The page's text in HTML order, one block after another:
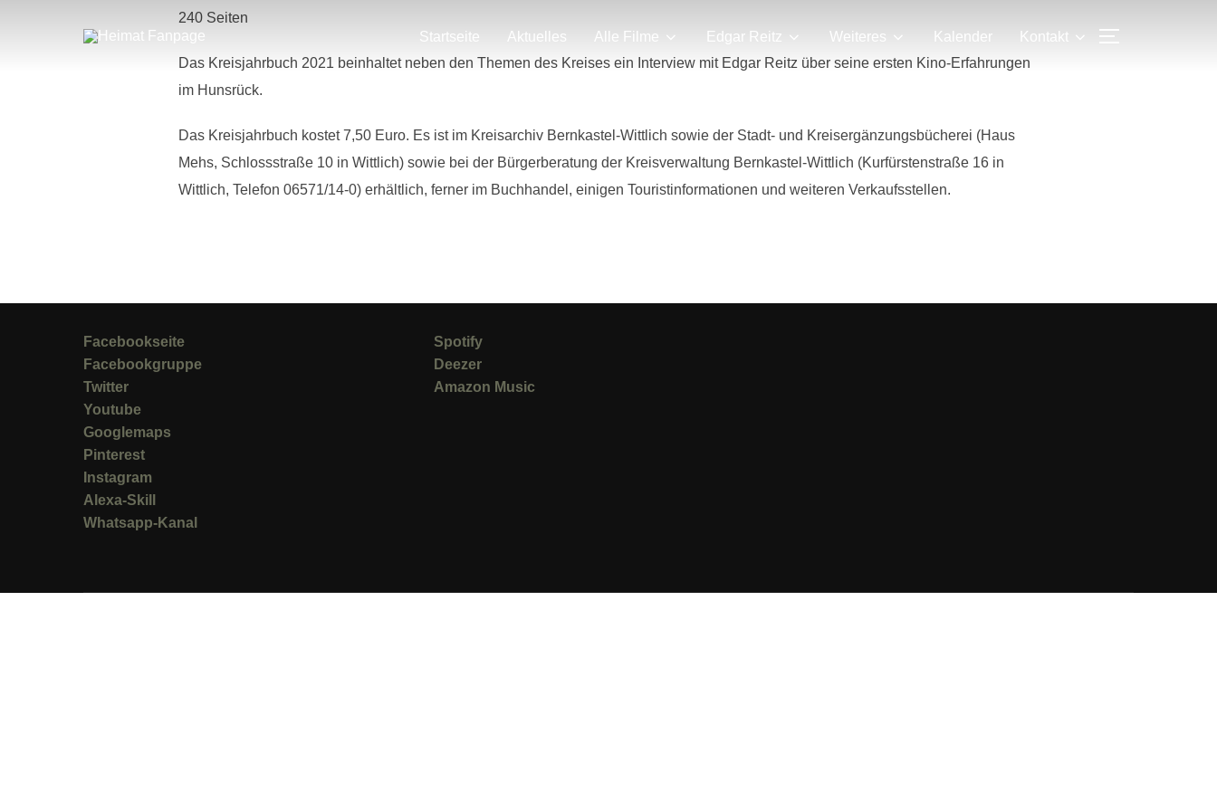
Startseite Aktuelles Alle Filme Edgar Reitz Weiteres Kalender Kontakt
240 Seiten
Das Kreisjahrbuch 2021 beinhaltet neben den Themen des Kreises ein Interview mit Edgar Reitz über seine ersten Kino-Erfahrungen
im Hunsrück.
Das Kreisjahrbuch kostet 7,50 Euro. Es ist im Kreisarchiv Bernkastel-Wittlich sowie der Stadt- und Kreisergänzungsbücherei (Haus
Mehs, Schlossstraße 10 in Wittlich) sowie bei der Bürgerberatung der Kreisverwaltung Bernkastel-Wittlich (Kurfürstenstraße 16 in
Wittlich, Telefon 06571/14-0) erhältlich, ferner im Buchhandel, einigen Touristinformationen und weiteren Verkaufsstellen.
Facebookseite
Facebookgruppe
Twitter
Youtube
Googlemaps
Pinterest
Instagram
Alexa-Skill
Whatsapp-Kanal
Spotify
Deezer
Amazon Music